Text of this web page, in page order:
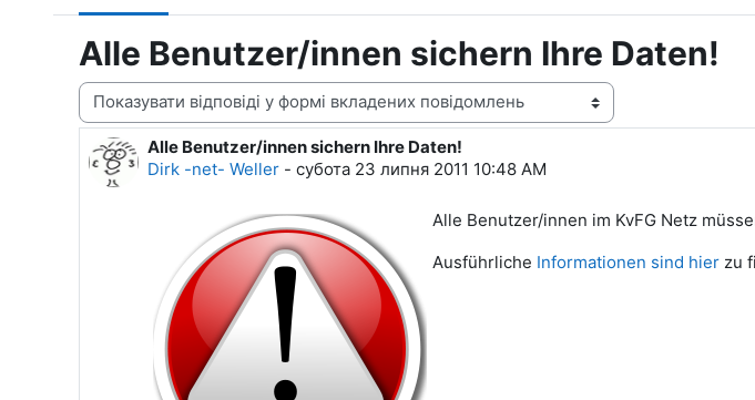
Alle Benutzer/innen sichern Ihre Daten!
Тип показу
Alle Benutzer/innen sichern Ihre Daten!
Dirk -net- Weller - субота 23 липня 2011 10:48 AM
Кількість відповідей: 0
Alle Benutzer/innen im KvFG Netz
Ausführliche Informationen sind hier zu